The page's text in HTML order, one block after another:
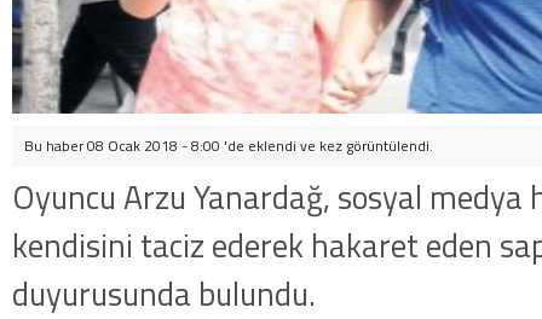
Bu haber 08 Ocak 2018 - 8:00 'de eklendi ve kez görüntülendi.
Oyuncu Arzu Yanardağ, sosyal medya
kendisini taciz ederek hakaret eden
duyurusunda bulundu.